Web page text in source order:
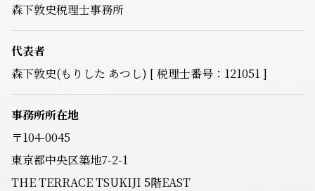
森下敦史税理士事務所
代表者
森下敦史(もりした あつし) [ 税理士番号：121051 ]
事務所所在地
〒104-0045
東京都中央区築地7-2-1
THE TERRACE TSUKIJI 5階EAST